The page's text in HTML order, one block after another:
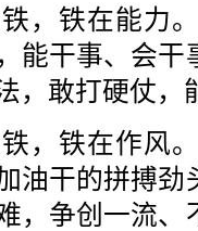
，铁在能力
能干事、会
，敢打硬仗，
，铁在作风
油干的拼搏
，争创一流